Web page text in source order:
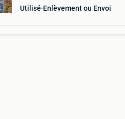
Utilisé Enlèvement ou Envoi